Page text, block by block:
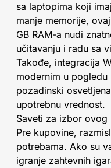
sa laptopima koji
manje memorije,
GB RAM-a nudi
učitavanju i radu sa
Takođe, integracija
modernim u
pozadinski
upotrebnu vrednost.
Saveti za izbor ovog
Pre kupovine,
potrebama. Ako su
igranje zahtevnih